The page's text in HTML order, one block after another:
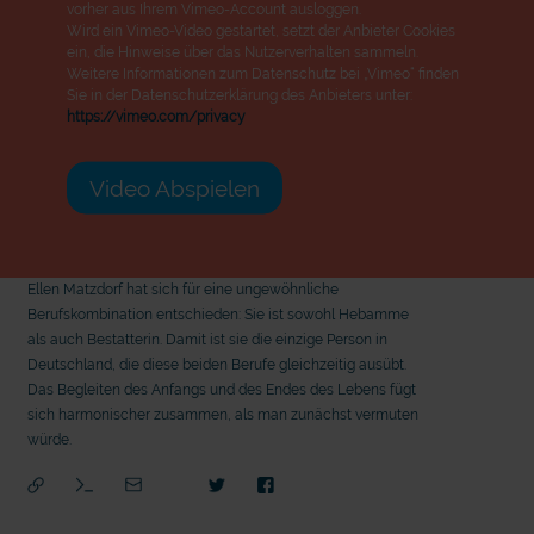
vorher aus Ihrem Vimeo-Account ausloggen.
Wird ein Vimeo-Video gestartet, setzt der Anbieter Cookies
ein, die Hinweise über das Nutzerverhalten sammeln.
Weitere Informationen zum Datenschutz bei „Vimeo“ finden
Sie in der Datenschutzerklärung des Anbieters unter:
https://vimeo.com/privacy
Video Abspielen
Ellen Matzdorf hat sich für eine ungewöhnliche
Berufskombination entschieden: Sie ist sowohl Hebamme
als auch Bestatterin. Damit ist sie die einzige Person in
Deutschland, die diese beiden Berufe gleichzeitig ausübt.
Das Begleiten des Anfangs und des Endes des Lebens fügt
sich harmonischer zusammen, als man zunächst vermuten
würde.